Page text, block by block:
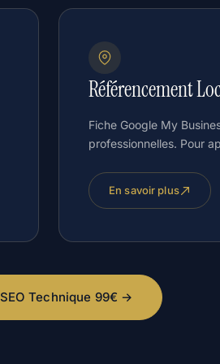
Référencement
Fiche Google My
professionnelles. Pour
En savoir plus
Technique 99€ →